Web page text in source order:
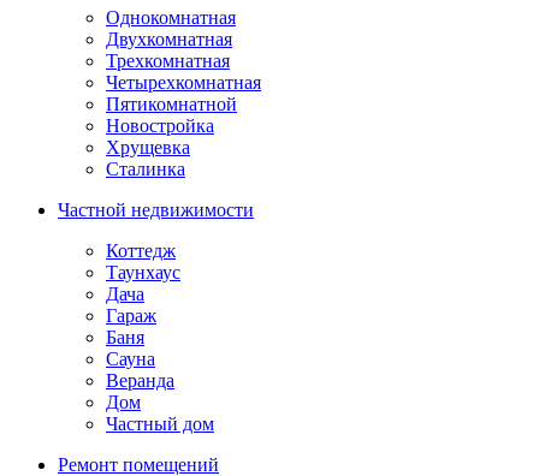
Однокомнатная
Двухкомнатная
Трехкомнатная
Четырехкомнатная
Пятикомнатной
Новостройка
Хрущевка
Сталинка
Частной недвижимости
Коттедж
Таунхаус
Дача
Гараж
Баня
Сауна
Веранда
Дом
Частный дом
Ремонт помещений